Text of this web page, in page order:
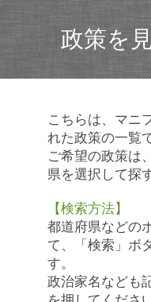
政策を
こちらは、マニ
れた政策の一覧
ご希望の政策は
県を選択して探
【検索方法】
都道府県などの
て、「検索」ボ
す。
政治家名なども